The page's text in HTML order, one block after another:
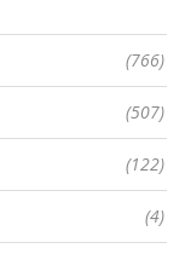
(766)
(507)
(122)
(4)